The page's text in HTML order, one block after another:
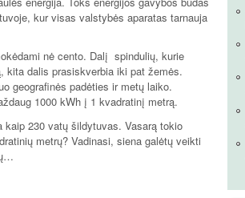
kur visas valstybės aparatas tarnauja
nė cento. Dalį spindulių, kurie
kita dalis prasiskverbia iki pat žemės.
geografinės padėties ir metų laiko.
1000 kWh į 1 kvadratinį metrą.
230 vatų šildytuvas. Vasarą tokio
metrų? Vadinasi, siena galėtų veikti